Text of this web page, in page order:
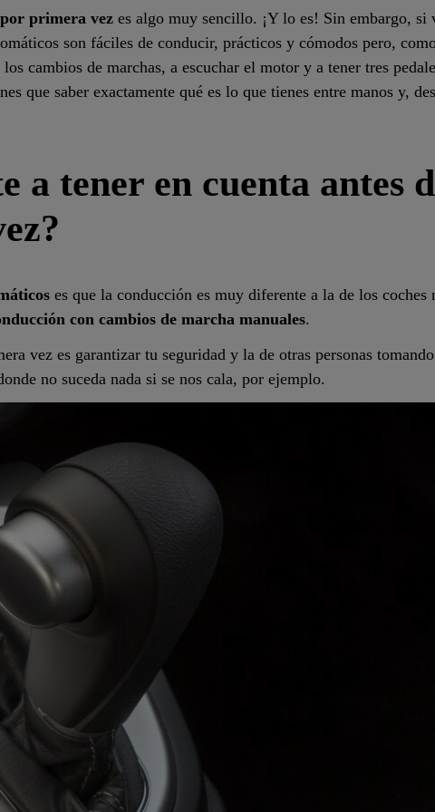
primera vez es algo muy sencillo. ¡Y lo es! Sin embargo, si
son fáciles de conducir, prácticos y cómodos pero,
cambios de marchas, a escuchar el motor y a tener tres
que saber exactamente qué es lo que tienes entre manos y,
a tener en cuenta antes
es que la conducción es muy diferente a la de los
con cambios de marcha manuales.
vez es garantizar tu seguridad y la de otras personas
no suceda nada si se nos cala, por ejemplo.